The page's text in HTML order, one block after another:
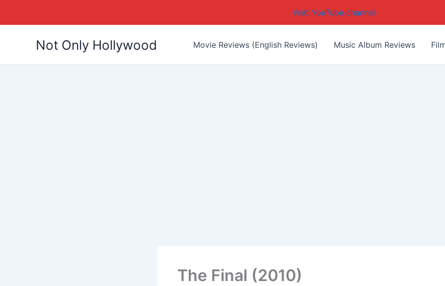
Visit YouTube channel
Not Only Hollywood Movie Reviews (English Reviews) Music Album Reviews
The Final (2010)